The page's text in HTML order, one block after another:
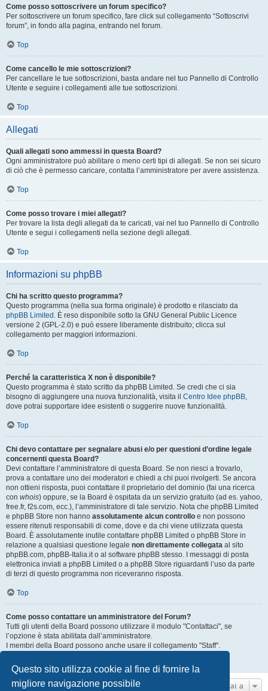
Questo sito utilizza cookie al fine di fornire la
migliore navigazione possibile
Come posso sottoscrivere un forum specifico?
Per sottoscrivere un forum specifico, fare click sul collegamento “Sottoscrivi
forum”, in fondo alla pagina, entrando nel forum.
Top
Come cancello le mie sottoscrizioni?
Per cancellare le tue sottoscrizioni, basta andare nel tuo Pannello di Controllo
Utente e seguire i collegamenti alle tue sottoscrizioni.
Top
Allegati
Quali allegati sono ammessi in questa Board?
Ogni amministratore può abilitare o meno certi tipi di allegati. Se non sei sicuro
di ciò che è permesso caricare, contatta l’amministratore per avere assistenza.
Top
Come posso trovare i miei allegati?
Per trovare la lista degli allegati da te caricati, vai nel tuo Pannello di Controllo
Utente e segui i collegamenti nella sezione degli allegati.
Top
Informazioni su phpBB
Chi ha scritto questo programma?
Questo programma (nella sua forma originale) è prodotto e rilasciato da
phpBB Limited . È reso disponibile sotto la GNU General Public Licence
versione 2 (GPL-2.0) e può essere liberamente distribuito; clicca sul
collegamento per maggiori informazioni.
Top
Perché la caratteristica X non è disponibile?
Questo programma è stato scritto da phpBB Limited. Se credi che ci sia
bisogno di aggiungere una nuova funzionalità, visita il Centro Idee phpBB,
dove potrai supportare idee esistenti o suggerire nuove funzionalità.
Top
Chi devo contattare per segnalare abusi e/o per questioni d’ordine legale
concernenti questa Board?
Devi contattare l’amministratore di questa Board. Se non riesci a trovarlo,
prova a contattare uno dei moderatori e chiedi a chi puoi rivolgerti. Se ancora
non ottieni risposta, puoi contattare il proprietario del dominio (fai una ricerca
con whois) oppure, se la Board è ospitata da un servizio gratuito (ad es. yahoo,
free.fr, f2s.com, ecc.), l’amministratore di tale servizio. Nota che phpBB Limited
e phpBB Store non hanno assolutamente alcun controllo e non possono
essere ritenuti responsabili di come, dove e da chi viene utilizzata questa
Board. È assolutamente inutile contattare phpBB Limited o phpBB Store in
relazione a qualsiasi questione legale non direttamente collegata al sito
phpBB.com, phpBB-Italia.it o al software phpBB stesso. I messaggi di posta
elettronica inviati a phpBB Limited o a phpBB Store riguardanti l’uso da parte
di terzi di questo programma non riceveranno risposta.
Top
Come posso contattare un amministratore del Forum?
Tutti gli utenti della Board possono utilizzare il modulo "Contattaci", se
l’opzione è stata abilitata dall’amministratore.
I membri della Board possono anche usare il collegamento "Staff".
Top
Vai a